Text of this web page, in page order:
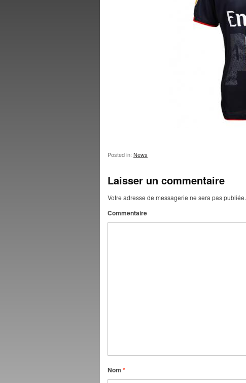
Posted in: News
Laisser un commentaire
Votre adresse de messagerie ne sera pas publiée.
Commentaire
Nom *